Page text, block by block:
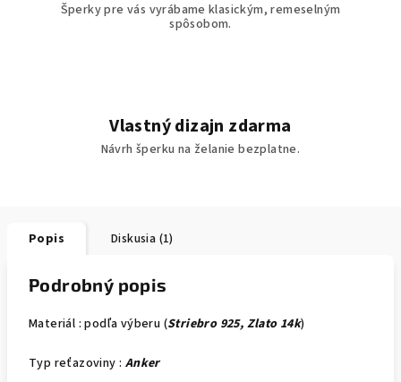
Šperky pre vás vyrábame klasickým, remeselným
spôsobom.
Vlastný dizajn zdarma
Návrh šperku na želanie bezplatne.
Popis Diskusia (1)
Podrobný popis
Materiál : podľa výberu (Striebro 925, Zlato 14k)
Typ reťazoviny : Anker